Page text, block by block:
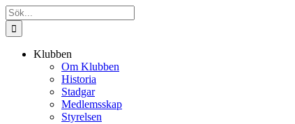
Fortsätt
till
innehållet
Sök
efter:
Klubben
Om Klubben
Historia
Stadgar
Medlemsskap
Styrelsen